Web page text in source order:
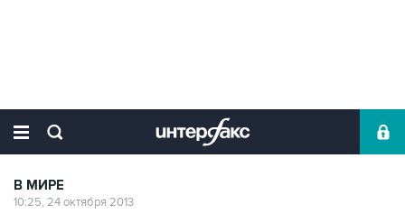
В МИРЕ
10:25, 24 октября 2013